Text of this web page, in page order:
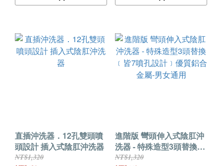
直插沖洗器．12孔雙頭噴
頭設計 插入式陰肛沖洗器
NT$1,320
進階版 彎頭伸入式陰肛沖
洗器 - 特殊造型3頭替換
﹝皆7噴孔設計﹞優質鋁合
NT$1,320